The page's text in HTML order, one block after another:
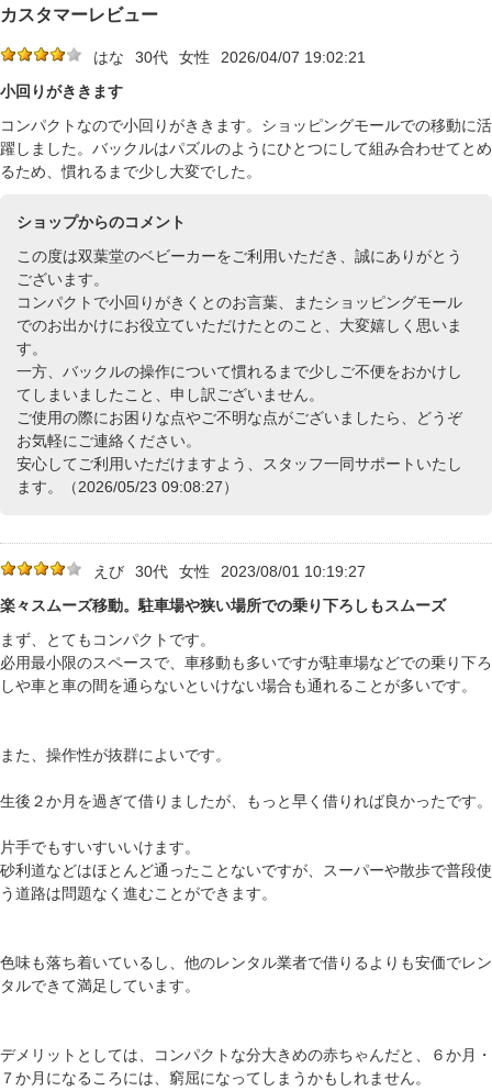
カスタマーレビュー
はな 30代 女性
2026/04/07 19:02:21
小回りがききます
コンパクトなので小回りがききます。ショッピングモールでの移動に活
躍しました。バックルはパズルのようにひとつにして組み合わせてとめ
るため、慣れるまで少し大変でした。
ショップからのコメント
この度は双葉堂のベビーカーをご利用いただき、誠にありがとう
ございます。
コンパクトで小回りがきくとのお言葉、またショッピングモール
でのお出かけにお役立ていただけたとのこと、大変嬉しく思いま
す。
一方、バックルの操作について慣れるまで少しご不便をおかけし
てしまいましたこと、申し訳ございません。
ご使用の際にお困りな点やご不明な点がございましたら、どうぞ
お気軽にご連絡ください。
安心してご利用いただけますよう、スタッフ一同サポートいたし
ます。（2026/05/23 09:08:27）
えび 30代 女性
2023/08/01 10:19:27
楽々スムーズ移動。駐車場や狭い場所での乗り下ろしもスムーズ
まず、とてもコンパクトです。
必用最小限のスペースで、車移動も多いですが駐車場などでの乗り下ろ
しや車と車の間を通らないといけない場合も通れることが多いです。
また、操作性が抜群によいです。
生後２か月を過ぎて借りましたが、もっと早く借りれば良かったです。
片手でもすいすいいけます。
砂利道などはほとんど通ったことないですが、スーパーや散歩で普段使
う道路は問題なく進むことができます。
色味も落ち着いているし、他のレンタル業者で借りるよりも安価でレン
タルできて満足しています。
デメリットとしては、コンパクトな分大きめの赤ちゃんだと、６か月・
７か月になるころには、窮屈になってしまうかもしれません。